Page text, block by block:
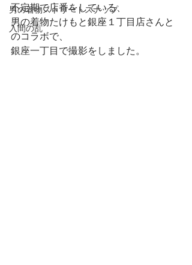
男の着物ストリートスナップ
入間の乱
不定期で店番をしている、
男の着物たけもと銀座１丁目店さんと
のコラボで、
銀座一丁目で撮影をしました。